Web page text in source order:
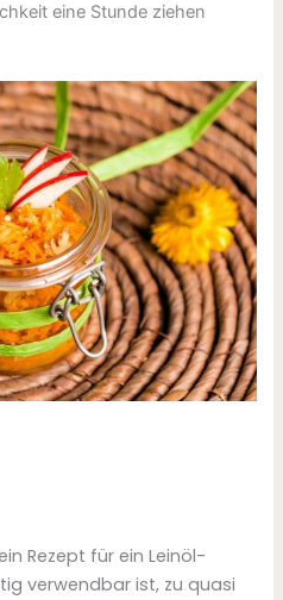
eine Stunde ziehen
Rezept für ein Leinöl-
verwendbar ist, zu quasi